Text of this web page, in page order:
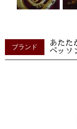
ブランド
あたた
ベッソ